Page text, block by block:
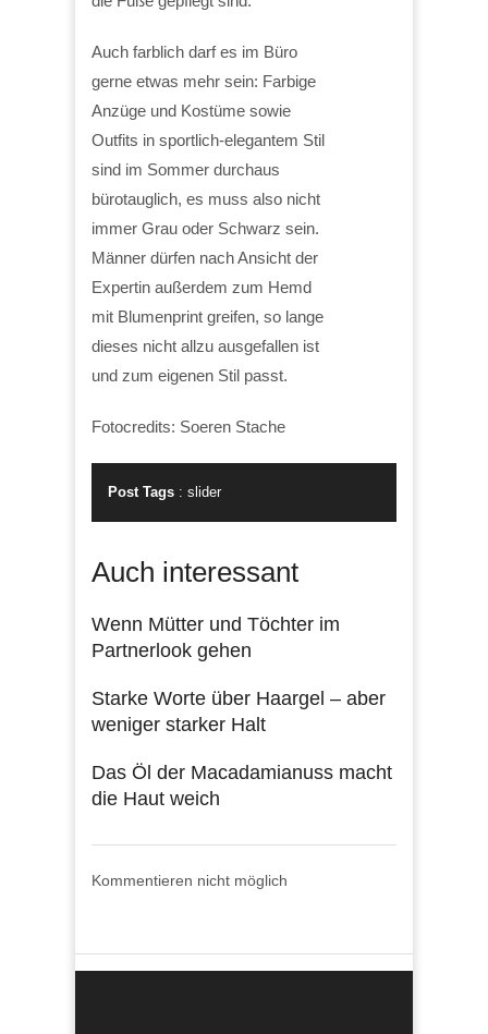
Auch farblich darf es im Büro
gerne etwas mehr sein: Farbige
Anzüge und Kostüme sowie
Outfits in sportlich-elegantem Stil
sind im Sommer durchaus
bürotauglich, es muss also nicht
immer Grau oder Schwarz sein.
Männer dürfen nach Ansicht der
Expertin außerdem zum Hemd
mit Blumenprint greifen, so lange
dieses nicht allzu ausgefallen ist
und zum eigenen Stil passt.
Fotocredits: Soeren Stache
Post Tags : slider
Auch interessant
Wenn Mütter und Töchter im
Partnerlook gehen
Starke Worte über Haargel – aber
weniger starker Halt
Das Öl der Macadamianuss macht
die Haut weich
Kommentieren nicht möglich